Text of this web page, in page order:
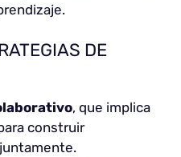
DE
, que implica
construir